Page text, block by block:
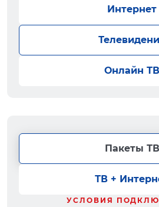
Интернет
Онлайн ТВ
Пакеты ТВ
ТВ +
УСЛОВИЯ